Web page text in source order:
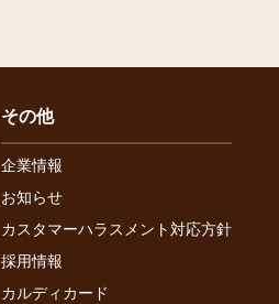
その他
企業情報
お知らせ
カスタマーハラスメント対応方針
採用情報
カルディカード